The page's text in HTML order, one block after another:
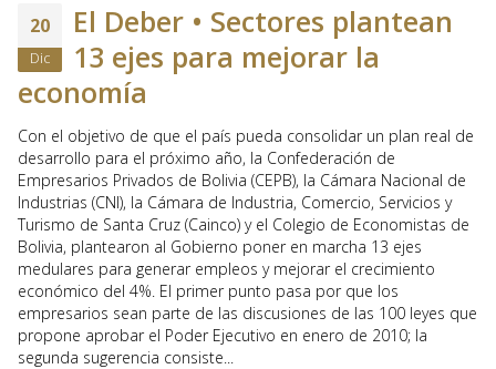
20
Dic
El Deber • Sectores plantean
13 ejes para mejorar la
economía
Con el objetivo de que el país pueda consolidar un plan real de
desarrollo para el próximo año, la Confederación de
Empresarios Privados de Bolivia (CEPB), la Cámara Nacional de
Industrias (CNI), la Cámara de Industria, Comercio, Servicios y
Turismo de Santa Cruz (Cainco) y el Colegio de Economistas de
Bolivia, plantearon al Gobierno poner en marcha 13 ejes
medulares para generar empleos y mejorar el crecimiento
económico del 4%. El primer punto pasa por que los
empresarios sean parte de las discusiones de las 100 leyes que
propone aprobar el Poder Ejecutivo en enero de 2010; la
segunda sugerencia consiste...